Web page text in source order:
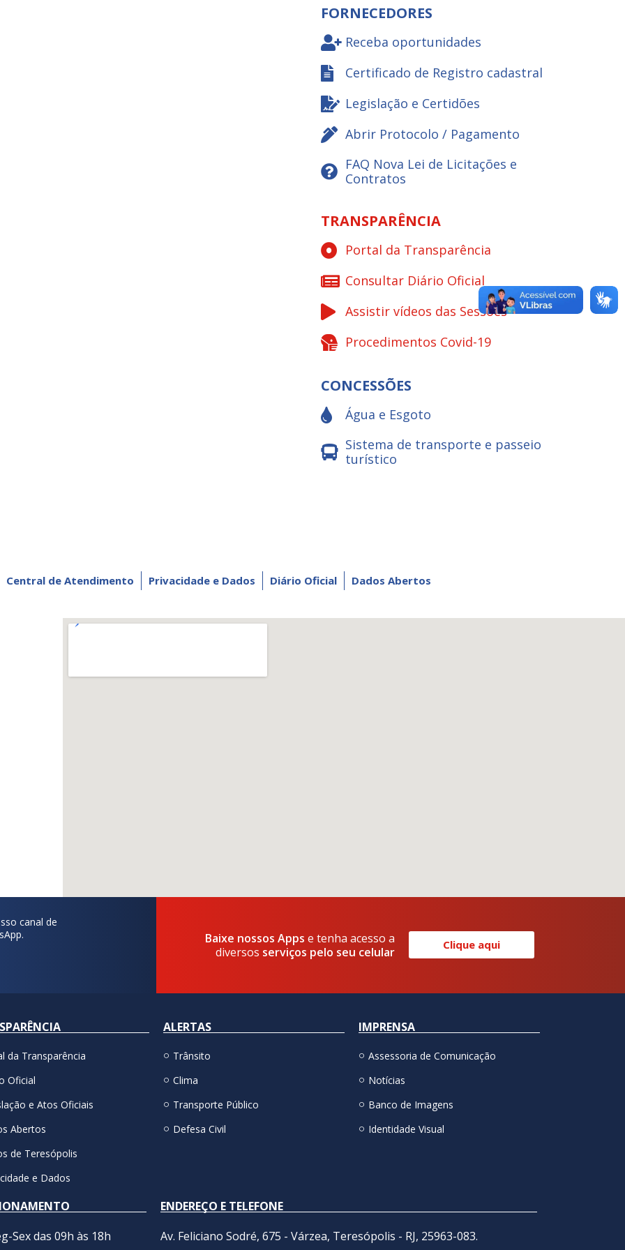
FORNECEDORES
Receba oportunidades
Certificado de Registro cadastral
Legislação e Certidões
Abrir Protocolo / Pagamento
FAQ Nova Lei de Licitações e
Contratos
TRANSPARÊNCIA
Portal da Transparência
Consultar Diário Oficial
Assistir vídeos das Sessões
Procedimentos Covid-19
CONCESSÕES
Água e Esgoto
Sistema de transporte e passeio
turístico
Central de Atendimento Privacidade e Dados Diário Oficial Dados Abertos
canal de
Baixe nossos Appse tenha acesso a
diversos serviços pelo seu celular Clique aqui
da Transparência
Oficial
e Atos Oficiais
Abertos
de Teresópolis
e Dados
ALERTAS
Trânsito
Clima
Transporte Público
Defesa Civil
IMPRENSA
Assessoria de Comunicação
Notícias
Banco de Imagens
Identidade Visual
Sex das 09h às 18h
ENDEREÇO E TELEFONE
Av. Feliciano Sodré, 675 - Várzea, Teresópolis - RJ, 25963-083.